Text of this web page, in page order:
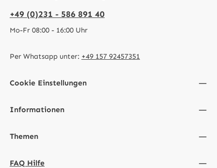
+49 (0)231 - 586 891 40
Mo-Fr 08:00 - 16:00 Uhr
Per Whatsapp unter: +49 157 92457351
Cookie Einstellungen
Informationen
Themen
FAQ Hilfe